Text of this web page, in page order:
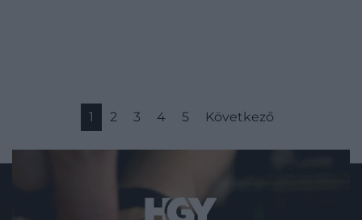
1 2 3 4 5 Következő